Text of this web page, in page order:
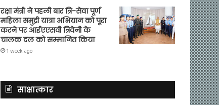
रक्षा मंत्री ने पहली बार त्रि-सेवा पूर्ण
महिला समुद्री यात्रा अभियान को पूरा
करने पर आईएएसवी त्रिवेनी के
चालक दल को सम्मानित किया
1 week ago
साक्षात्कार